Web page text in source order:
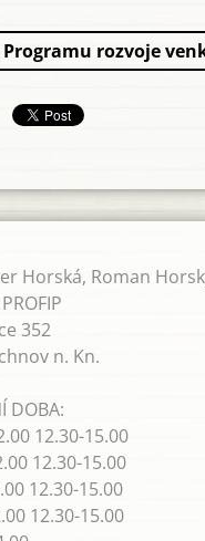
Programu rozvoje
Horská, Roman
352
n. Kn.
DOBA:
12.30-15.00
12.30-15.00
12.30-15.00
12.30-15.00